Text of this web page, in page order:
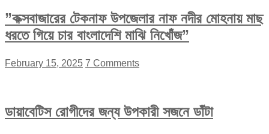
”কক্সবাজারের টেকনাফ উপজেলার নাফ নদীর মোহনায় মাছ
ধরতে গিয়ে চার বাংলাদেশি মাঝি নিখোঁজ”
February 15, 2025 7 Comments
ডায়াবেটিস রোগীদের জন্য উপকারী সজনে ডাঁটা